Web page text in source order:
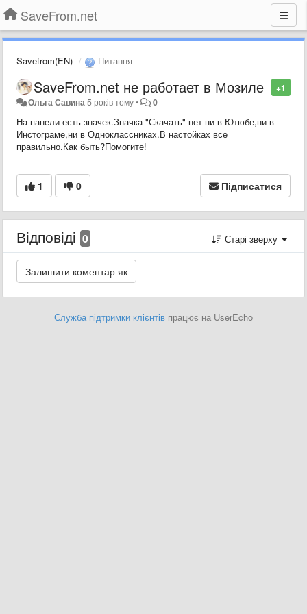
SaveFrom.net
Savefrom(EN) Питання
+1
SaveFrom.net не работает в Мозиле
Ольга Савина 5 років тому• 0
На панели есть значек.Значка "Скачать" нет ни в Ютюбе,ни в
Инстограме,ни в Одноклассниках.В настойках все
правильно.Как быть?Помогите!
1 0 Підписатися
Відповіді 0 Старі зверху
Служба підтримки клієнтів працює на UserEcho